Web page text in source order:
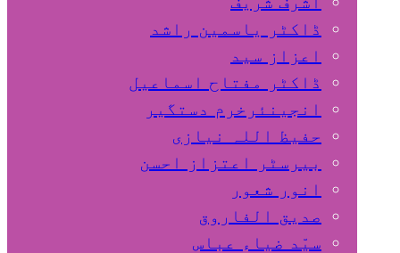
ڈاکٹر یاسمین راشد
اعزاز سید
ڈاکٹر مفتاح اسماعیل
انجینئرخرم دستگیر
حفیظ اللہ نیازی
بیرسٹر اعتزاز احسن
انور شعور
صدیق الفاروق
سیّد ضیاء عباس